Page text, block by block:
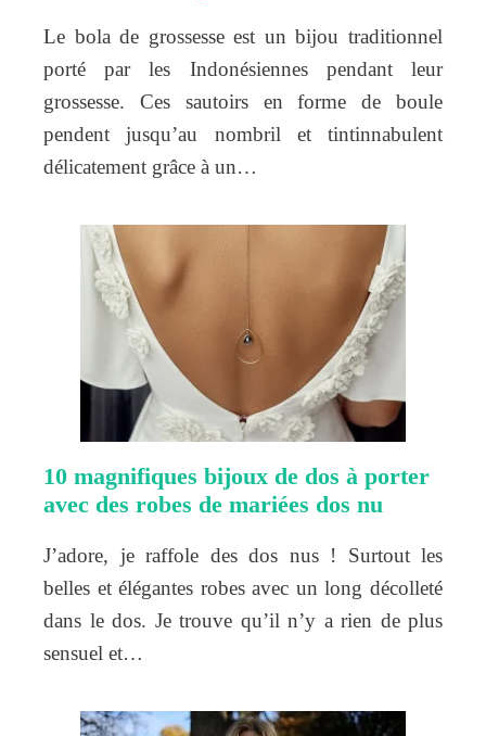
Le bola de grossesse est un bijou traditionnel
porté par les Indonésiennes pendant leur
grossesse. Ces sautoirs en forme de boule
pendent jusqu’au nombril et tintinnabulent
délicatement grâce à un…
10 magnifiques bijoux de dos à porter
avec des robes de mariées dos nu
J’adore, je raffole des dos nus ! Surtout les
belles et élégantes robes avec un long décolleté
dans le dos. Je trouve qu’il n’y a rien de plus
sensuel et…